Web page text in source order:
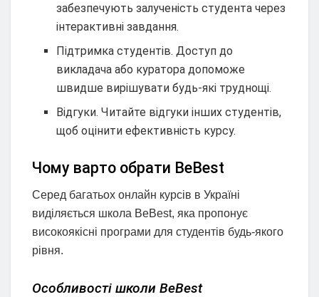
забезпечують залученість студента через
інтерактивні завдання.
Підтримка студентів. Доступ до
викладача або куратора допоможе
швидше вирішувати будь-які труднощі.
Відгуки. Читайте відгуки інших студентів,
щоб оцінити ефективність курсу.
Чому варто обрати BeBest
Серед багатьох онлайн курсів в Україні
виділяється школа BeBest, яка пропонує
високоякісні програми для студентів будь-якого
рівня.
Особливості школи BeBest